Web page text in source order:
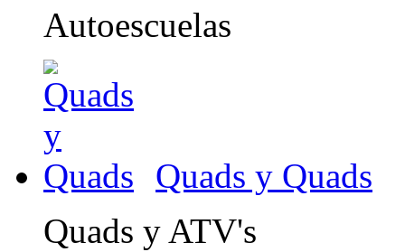
Autoescuelas
Quads y Quads
Quads y ATV's